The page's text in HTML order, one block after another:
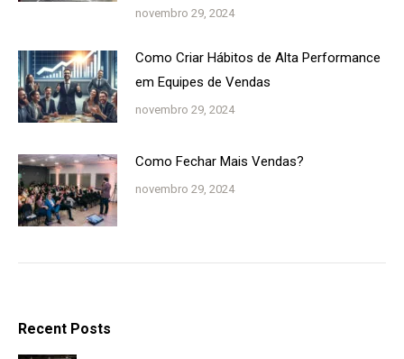
novembro 29, 2024
Como Criar Hábitos de Alta Performance
em Equipes de Vendas
novembro 29, 2024
Como Fechar Mais Vendas?
novembro 29, 2024
Recent Posts